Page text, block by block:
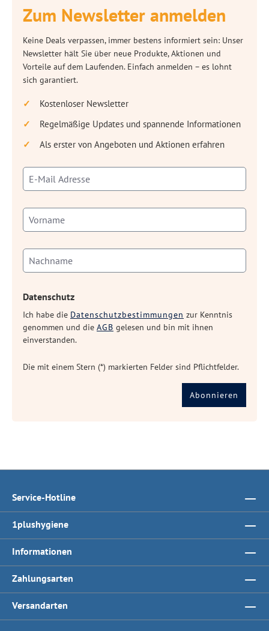
Zum Newsletter anmelden
Keine Deals verpassen, immer bestens informiert sein: Unser
Newsletter hält Sie über neue Produkte, Aktionen und
Vorteile auf dem Laufenden. Einfach anmelden – es lohnt
sich garantiert.
Kostenloser Newsletter
Regelmäßige Updates und spannende Informationen
Als erster von Angeboten und Aktionen erfahren
Datenschutz
Ich habe die Datenschutzbestimmungen zur Kenntnis
genommen und die AGB gelesen und bin mit ihnen
einverstanden.
Die mit einem Stern (*) markierten Felder sind Pflichtfelder.
Abonnieren
Service-Hotline
1plushygiene
Informationen
Zahlungsarten
Versandarten